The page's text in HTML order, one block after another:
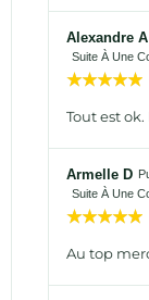
Alexandre A
Suite À Une
Tout est
Armelle D
Suite À Une
Au top